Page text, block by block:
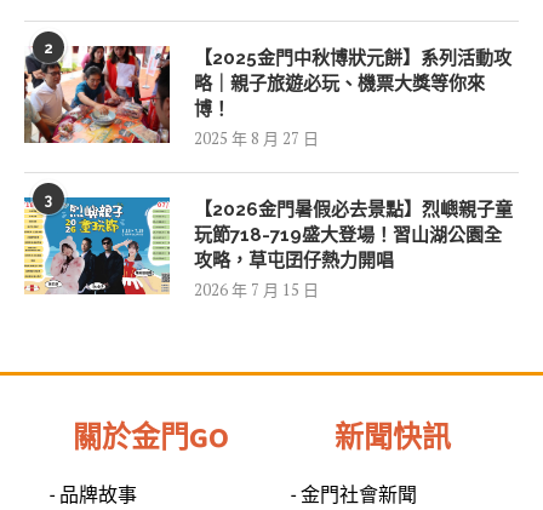
2
【2025金門中秋博狀元餅】系列活動攻
略｜親子旅遊必玩、機票大獎等你來
博！
2025 年 8 月 27 日
3
【2026金門暑假必去景點】烈嶼親子童
玩節718-719盛大登場！習山湖公園全
攻略，草屯囝仔熱力開唱
2026 年 7 月 15 日
關於金門GO
- 品牌故事
新聞快訊
- 金門社會新聞